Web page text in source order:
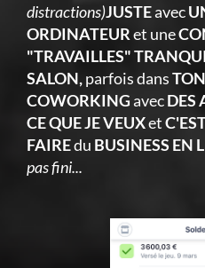
distractions)JUSTEavec
ORDINATEURet une
"TRAVAILLES"
SALON,parfois dans
COWORKINGavecDES
CE QUE JE VEUXet
FAIREdu BUSINESS EN
pas fini...